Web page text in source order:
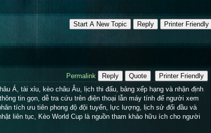
Start A New Topic Reply Printer Friendly
Permalink Reply Quote
Printer Friendly
Á, tài xỉu, kèo châu Âu, lịch thi đấu, bảng xếp hạng và nhận định
tin gọn, dễ tra cứu trên điện thoại lẫn máy tính để người xem
tích ưu tiên phong độ đội tuyển, lực lượng, lịch sử đối đầu và
liên tục, Kèo World Cup là nguồn tham khảo hữu ích cho người